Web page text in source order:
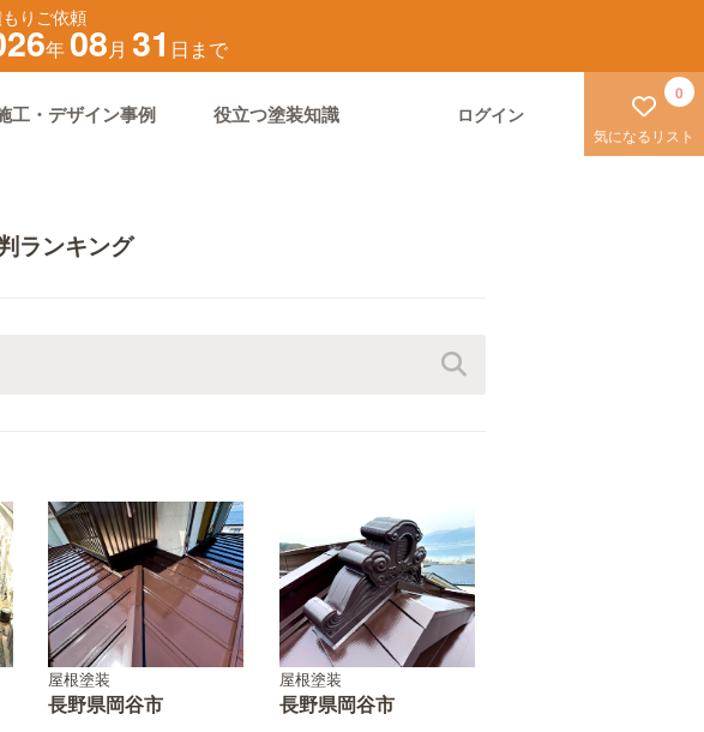
もりご依頼
年08月 31 日まで
工・デザイン事例 役立つ塗装知識 ログイン
気になるリスト
0
ランキング
屋根塗装
長野県岡谷市
屋根塗装
長野県岡谷市